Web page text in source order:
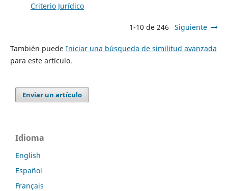
Criterio Jurídico
1-10 de 246 Siguiente
También puede Iniciar una búsqueda de similitud avanzada
para este artículo.
Enviar un artículo
Idioma
English
Español
Français